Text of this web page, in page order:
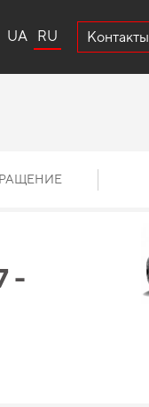
UA RU Контакты
-